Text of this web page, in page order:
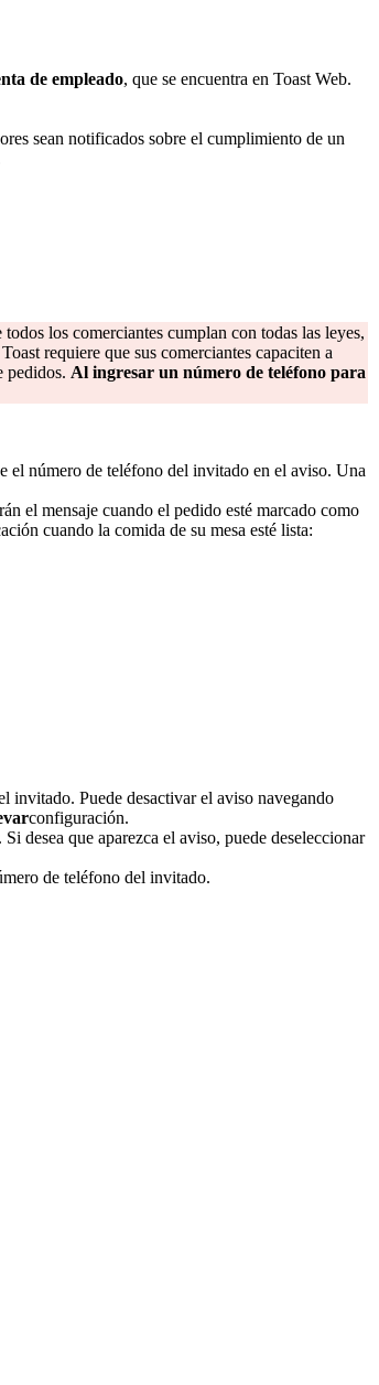
de empleado, que se encuentra en Toast Web.
sean notificados sobre el cumplimiento de un
los comerciantes cumplan con todas las leyes,
requiere que sus comerciantes capaciten a
pedidos. Al ingresar un número de teléfono para
el número de teléfono del invitado en el aviso. Una
el mensaje cuando el pedido esté marcado como
cuando la comida de su mesa esté lista:
invitado. Puede desactivar el aviso navegando
configuración.
desea que aparezca el aviso, puede deseleccionar
de teléfono del invitado.